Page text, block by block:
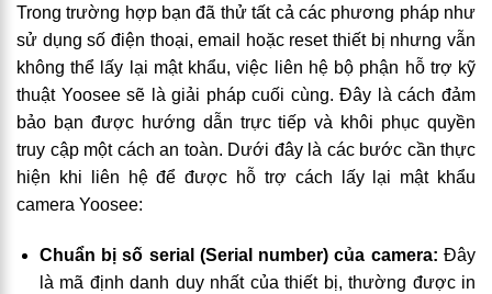
Trong trường hợp bạn đã thử tất cả các phương pháp như
sử dụng số điện thoại, email hoặc reset thiết bị nhưng vẫn
không thể lấy lại mật khẩu, việc liên hệ bộ phận hỗ trợ kỹ
thuật Yoosee sẽ là giải pháp cuối cùng. Đây là cách đảm
bảo bạn được hướng dẫn trực tiếp và khôi phục quyền
truy cập một cách an toàn. Dưới đây là các bước cần thực
hiện khi liên hệ để được hỗ trợ cách lấy lại mật khẩu
camera Yoosee:
Chuẩn bị số serial (Serial number) của camera: Đây
là mã định danh duy nhất của thiết bị, thường được in